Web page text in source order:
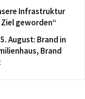
Infrastruktur
geworden“
August: Brand in
Brand